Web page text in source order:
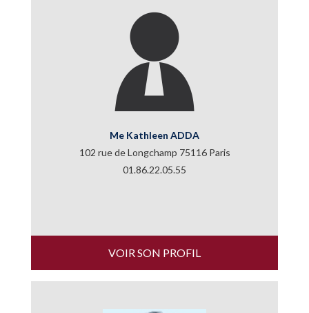
Me Kathleen ADDA
102 rue de Longchamp 75116 Paris
01.86.22.05.55
VOIR SON PROFIL